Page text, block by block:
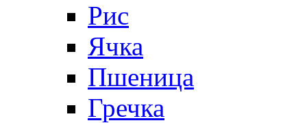
Рис
Ячка
Пшеница
Гречка